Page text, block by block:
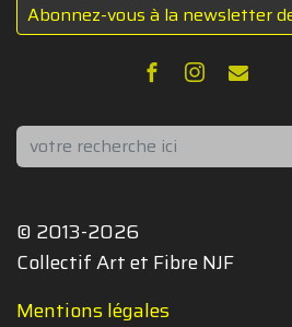
Abonnez-vous à la newsletter
Rechercher
© 2013-2026
Collectif Art et Fibre NJF
Mentions légales